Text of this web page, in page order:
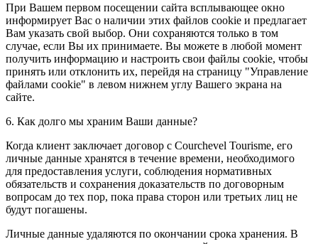
При Вашем первом посещении сайта всплывающее окно
информирует Вас о наличии этих файлов cookie и предлагает
Вам указать свой выбор. Они сохраняются только в том
случае, если Вы их принимаете. Вы можете в любой момент
получить информацию и настроить свои файлы cookie, чтобы
принять или отклонить их, перейдя на страницу "Управление
файлами cookie" в левом нижнем углу Вашего экрана на
сайте.
6. Как долго мы храним Ваши данные?
Когда клиент заключает договор с Courchevel Tourisme, его
личные данные хранятся в течение времени, необходимого
для предоставления услуги, соблюдения нормативных
обязательств и сохранения доказательств по договорным
вопросам до тех пор, пока права сторон или третьих лиц не
будут погашены.
Личные данные удаляются по окончании срока хранения. В